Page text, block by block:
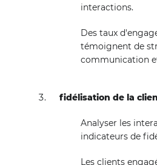
interactions.
Des taux
témoignent de
communication
fidélisation de la
Analyser les
indicateurs de
Les clients